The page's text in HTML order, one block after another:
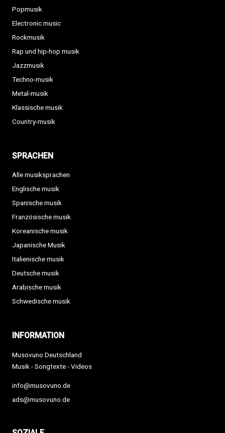
Popmusik
Electronic music
Rockmusik
Rap und hip-hop musik
Jazzmusik
Techno-musik
Metal-musik
Klassische musik
Country-musik
SPRACHEN
Alle musiksprachen
Englische musik
Spanische musik
Französische musik
Koreanische musik
Japanische Musik
Italienische musik
Deutsche musik
Arabische musik
Schwedische musik
INFORMATION
Musovuno Deutschland
Musik - Songtexte - Videos
info@musovuno.de
ads@musovuno.de